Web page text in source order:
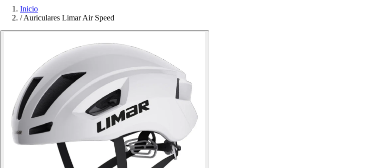
Inicio
/ Auriculares Limar Air Speed